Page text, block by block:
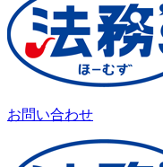
お問い合わせ